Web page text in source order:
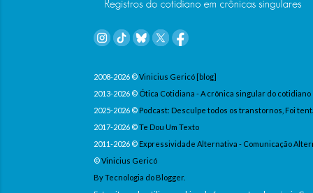
2008-2026 ©Vinicius Gericó [blog]
2013-2026 © Ótica Cotidiana - A crônica singular do cotidiano
2025-2026 © Podcast: Desculpe todos os transtornos, Foi
2017-2026 ©Te Dou Um Texto
2011-2026 © Expressividade Alternativa - Comunicação
©Vinicius Gericó
By Tecnologia do Blogger.